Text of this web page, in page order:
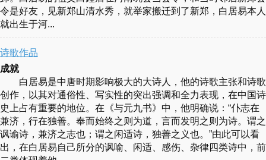
令是好友，见新郑山清水秀，就举家搬迁到了新郑，白居易本人
就出生于河...
诗歌作品
成就
白居易是中唐时期影响极大的大诗人，他的诗歌主张和诗歌
创作，以其对通俗性、写实性的突出强调和全力表现，在中国诗
史上占有重要的地位。在《与元九书》中，他明确说：“仆志在
兼济，行在独善。奉而始终之则为道，言而发明之则为诗。谓之
讽谕诗，兼济之志也；谓之闲适诗，独善之义也。”由此可以看
出，在白居易自己所分的讽喻、闲适、感伤、杂律四类诗中，前